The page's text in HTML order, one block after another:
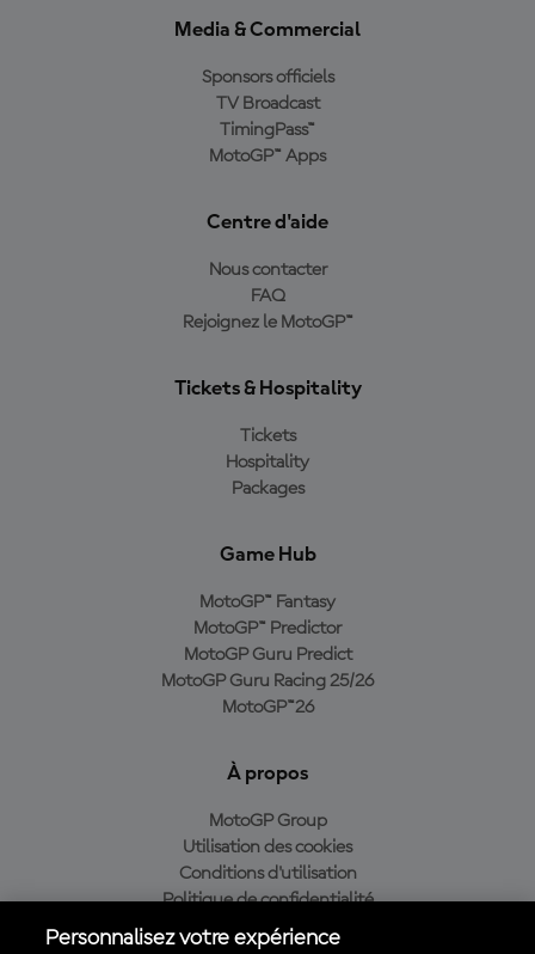
Media & Commercial
Sponsors officiels
TV Broadcast
TimingPass™
MotoGP™ Apps
Centre d'aide
Nous contacter
FAQ
Rejoignez le MotoGP™
Tickets & Hospitality
Tickets
Hospitality
Packages
Game Hub
MotoGP™ Fantasy
MotoGP™ Predictor
MotoGP Guru Predict
MotoGP Guru Racing 25/26
MotoGP™26
À propos
MotoGP Group
Utilisation des cookies
Conditions d'utilisation
Politique de confidentialité
Politique d’achat
Personnalisez votre expérience